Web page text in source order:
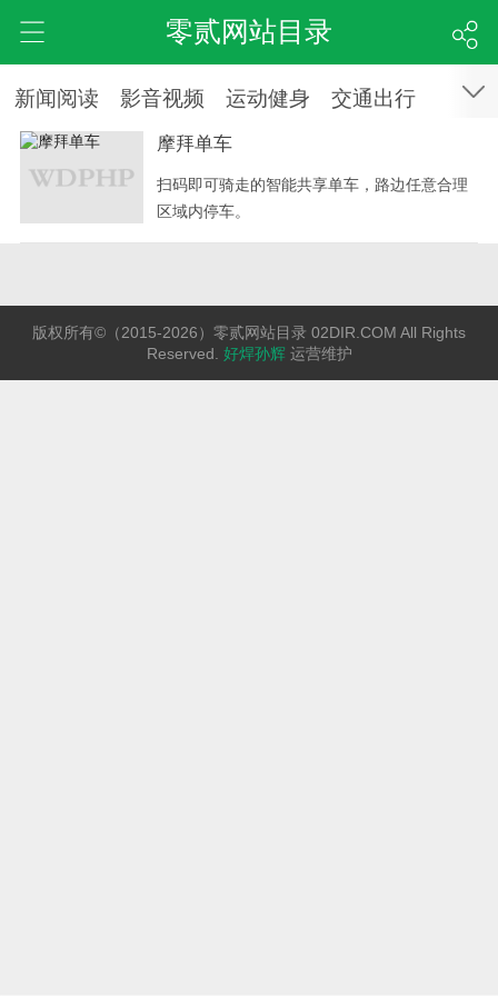
零贰网站目录
新闻阅读 影音视频 运动健身 交通出行
摩拜单车
扫码即可骑走的智能共享单车，路边任意合理
区域内停车。
版权所有©（2015-2026）零贰网站目录 02DIR.COM All Rights
Reserved. 好焊孙辉 运营维护